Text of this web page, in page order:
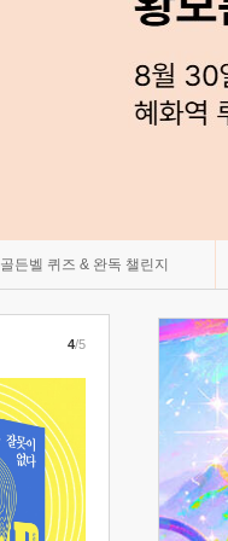
골든벨 퀴즈 & 완독 챌린지
4/5